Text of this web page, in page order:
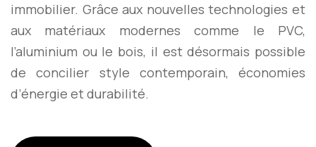
immobilier. Grâce aux nouvelles technologies et
aux matériaux modernes comme le PVC,
l’aluminium ou le bois, il est désormais possible
de concilier style contemporain, économies
d’énergie et durabilité.